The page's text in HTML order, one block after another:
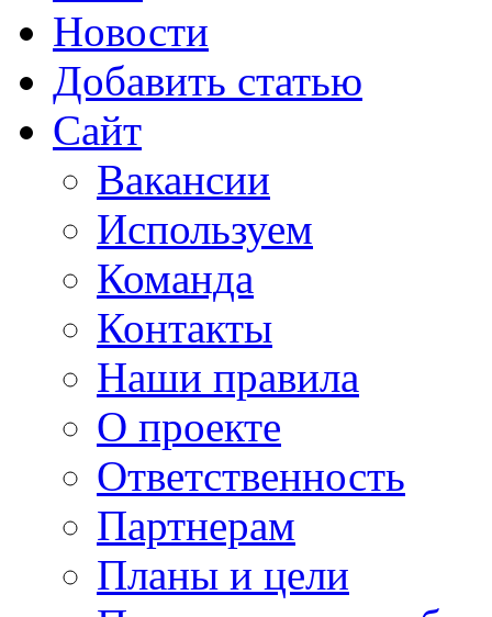
Новости
Добавить статью
Сайт
Вакансии
Используем
Команда
Контакты
Наши правила
О проекте
Ответственность
Партнерам
Планы и цели